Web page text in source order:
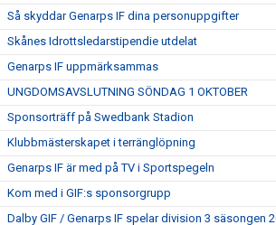
Så skyddar Genarps IF dina personuppgifter
Skånes Idrottsledarstipendie utdelat
Genarps IF uppmärksammas
UNGDOMSAVSLUTNING SÖNDAG 1 OKTOBER
Sponsorträff på Swedbank Stadion
Klubbmästerskapet i terränglöpning
Genarps IF är med på TV i Sportspegeln
Kom med i GIF:s sponsorgrupp
Dalby GIF / Genarps IF spelar division 3 säsongen